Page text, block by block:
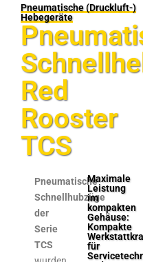
Pneumatische (Druckluft-)
Hebegeräte
Red
Rooster
TCS
Pneumatische
Schnellhubzüge
der
Serie
TCS
Maximale
Leistung
im
kompakten
Gehäuse:
Kompakte
für